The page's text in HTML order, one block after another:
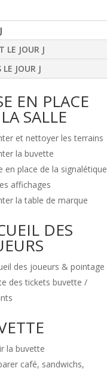
LE JOUR J
LE JOUR J
EN PLACE
SALLE
et nettoyer les terrains
la buvette
en place de la signalétique
affichages
la table de marque
DES
des joueurs & pointage
des tickets buvette /
la buvette
café, sandwichs,